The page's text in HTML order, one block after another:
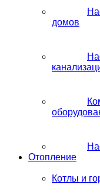
домов
Отопление
Котлы и